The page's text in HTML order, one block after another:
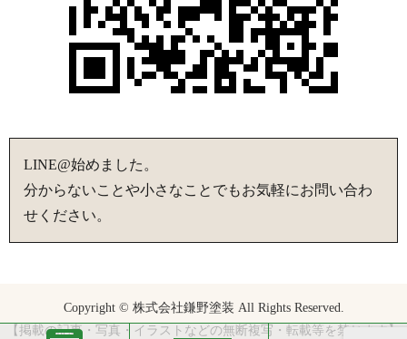
LINE@始めました。
分からないことや小さなことでもお気軽にお問い合わ
せください。
Copyright © 株式会社鎌野塗装 All Rights Reserved.
【掲載の記事・写真・イラストなどの無断複写・転載等を禁じます】